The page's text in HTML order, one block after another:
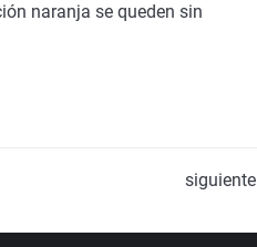
naranja se queden sin
siguiente